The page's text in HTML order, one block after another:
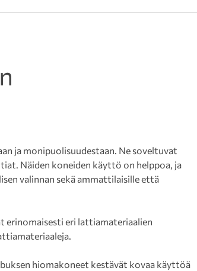
ja monipuolisuudestaan. Ne soveltuvat
Näiden koneiden käyttö on helppoa, ja
valinnan sekä ammattilaisille että
erinomaisesti eri lattiamateriaalien
hiomakoneet kestävät kovaa käyttöä